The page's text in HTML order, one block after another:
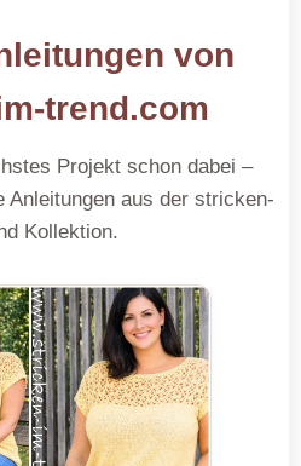
von
trend.com
Projekt schon dabei –
Anleitungen aus der stricken-
Kollektion.